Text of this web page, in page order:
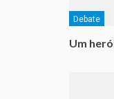
Debate
Um